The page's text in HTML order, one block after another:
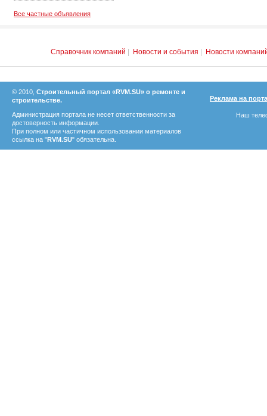
Все частные объявления
Справочник компаний Новости и события Новости
© 2010, Строительный портал «RVM.SU» о ремонте и
строительстве.
Администрация портала не несет ответственности за
достоверность информации.
При полном или частичном использовании материалов
ссылка на "RVM.SU" обязательна.
Реклама на
Наш